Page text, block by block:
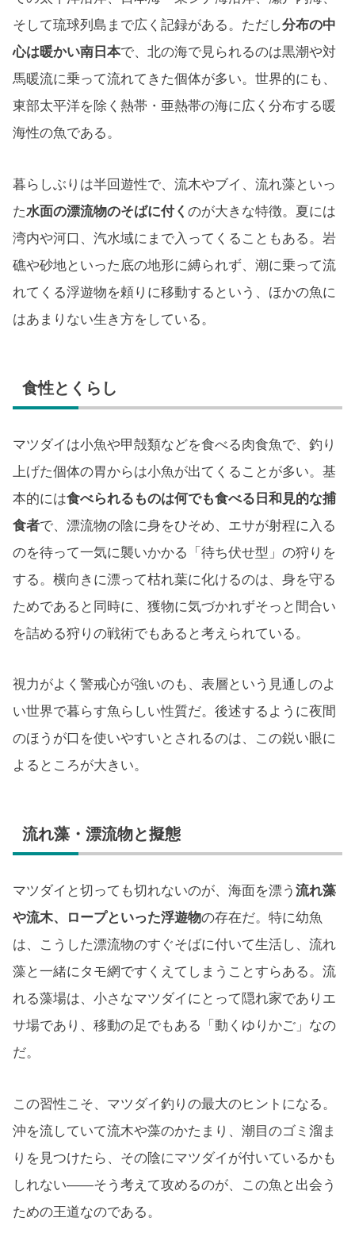
そして琉球列島まで広く記録がある。ただし分布の中
心は暖かい南日本で、北の海で見られるのは黒潮や対
馬暖流に乗って流れてきた個体が多い。世界的にも、
東部太平洋を除く熱帯・亜熱帯の海に広く分布する暖
海性の魚である。
暮らしぶりは半回遊性で、流木やブイ、流れ藻といっ
た水面の漂流物のそばに付く のが大きな特徴。夏には
湾内や河口、汽水域にまで入ってくることもある。岩
礁や砂地といった底の地形に縛られず、潮に乗って流
れてくる浮遊物を頼りに移動するという、ほかの魚に
はあまりない生き方をしている。
食性とくらし
マツダイは小魚や甲殻類などを食べる肉食魚で、釣り
上げた個体の胃からは小魚が出てくることが多い。基
本的には食べられるものは何でも食べる日和見的な捕
食者で、漂流物の陰に身をひそめ、エサが射程に入る
のを待って一気に襲いかかる「待ち伏せ型」の狩りを
する。横向きに漂って枯れ葉に化けるのは、身を守る
ためであると同時に、獲物に気づかれずそっと間合い
を詰める狩りの戦術でもあると考えられている。
視力がよく警戒心が強いのも、表層という見通しのよ
い世界で暮らす魚らしい性質だ。後述するように夜間
のほうが口を使いやすいとされるのは、この鋭い眼に
よるところが大きい。
流れ藻・漂流物と擬態
マツダイと切っても切れないのが、海面を漂う 流れ藻
や流木、ロープといった浮遊物の存在だ。特に幼魚
は、こうした漂流物のすぐそばに付いて生活し、流れ
藻と一緒にタモ網ですくえてしまうことすらある。流
れる藻場は、小さなマツダイにとって隠れ家でありエ
サ場であり、移動の足でもある「動くゆりかご」なの
だ。
この習性こそ、マツダイ釣りの最大のヒントになる。
沖を流していて流木や藻のかたまり、潮目のゴミ溜ま
りを見つけたら、その陰にマツダイが付いているかも
しれない——そう考えて攻めるのが、この魚と出会う
ための王道なのである。